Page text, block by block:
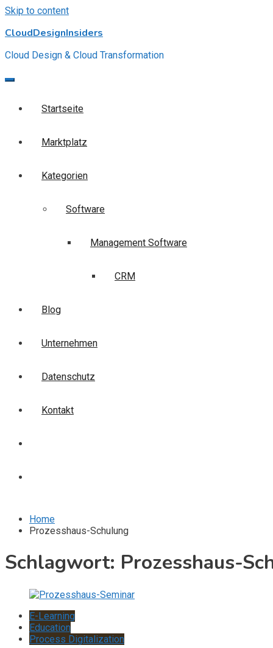
Skip to content
CloudDesignInsiders
Cloud Design & Cloud Transformation
Startseite
Marktplatz
Kategorien
Software
Management Software
CRM
Blog
Unternehmen
Datenschutz
Kontakt
Home
Prozesshaus-Schulung
Schlagwort: Prozesshaus-
E-Learning
Education
Process Digitalization